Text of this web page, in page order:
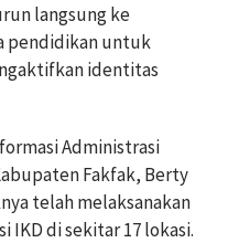
langsung ke
pendidikan untuk
identitas
Administrasi
Fakfak, Berty
telah melaksanakan
IKD di sekitar 17 lokasi.